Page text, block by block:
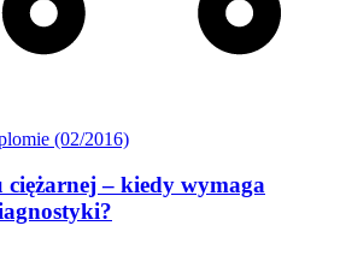
(02/2016)
ciężarnej – kiedy wymaga